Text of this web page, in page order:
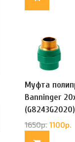
Муфта
Banninger
(G8243G2020)
1650р. 1100р.